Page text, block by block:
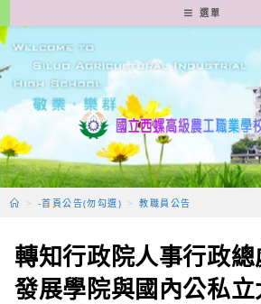
轉
至
要
容
選單
> -首頁公告(勿勾選) > 教職員公告
轉知行政院人事行政
發展學院與國內公私